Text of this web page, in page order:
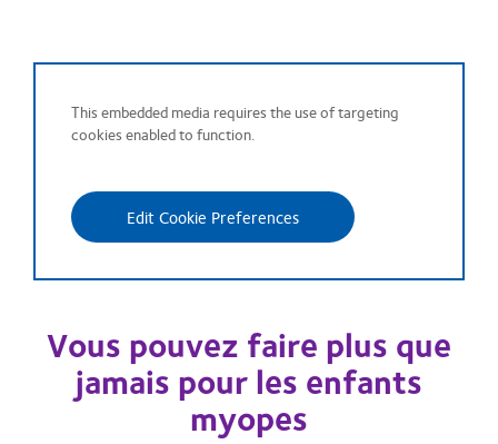
This embedded media requires the use of targeting
cookies enabled to function.
Edit Cookie Preferences
Vous pouvez faire plus que
jamais pour les enfants
myopes